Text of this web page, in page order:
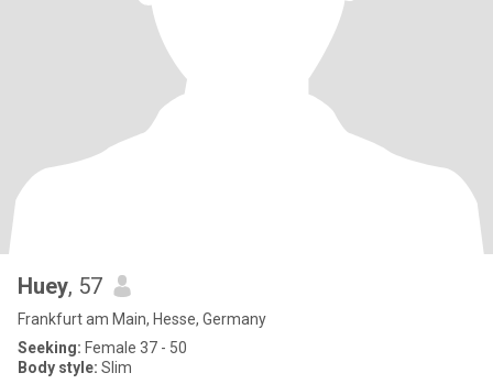
Huey, 57
Frankfurt am Main, Hesse, Germany
Seeking: Female 37 - 50
Body style: Slim